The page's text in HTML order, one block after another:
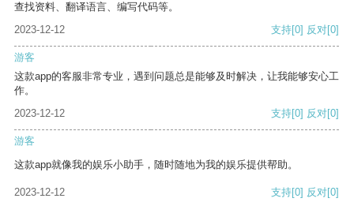
查找资料、翻译语言、编写代码等。
2023-12-12
支持[0] 反对[0]
游客
这款app的客服非常专业，遇到问题总是能够及时解决，让我能够安心工
作。
2023-12-12
支持[0] 反对[0]
游客
这款app就像我的娱乐小助手，随时随地为我的娱乐提供帮助。
2023-12-12 支持[0] 反对[0]